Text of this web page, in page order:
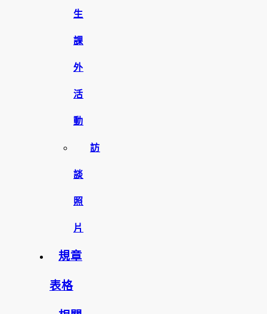
生
課
外
活
動
訪
談
照
片
規章
表格